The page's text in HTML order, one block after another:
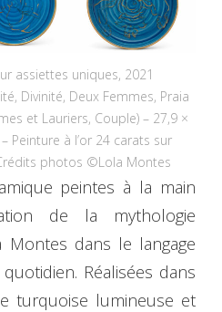
assiettes uniques, 2021
Divinité, Deux Femmes, Praia
et Lauriers, Couple) – 27,9 ×
Peinture à l’or 24 carats sur
photos ©Lola Montes
peintes à la main
de la mythologie
dans le langage
Réalisées dans
turquoise lumineuse et